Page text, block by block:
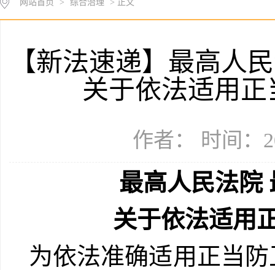
网站首页 > 综合治理 > 正文
【新法速递】最高人
关于依法适用
作者： 时间：
最高人民法院
关于依法适用
为依法准确适用正当